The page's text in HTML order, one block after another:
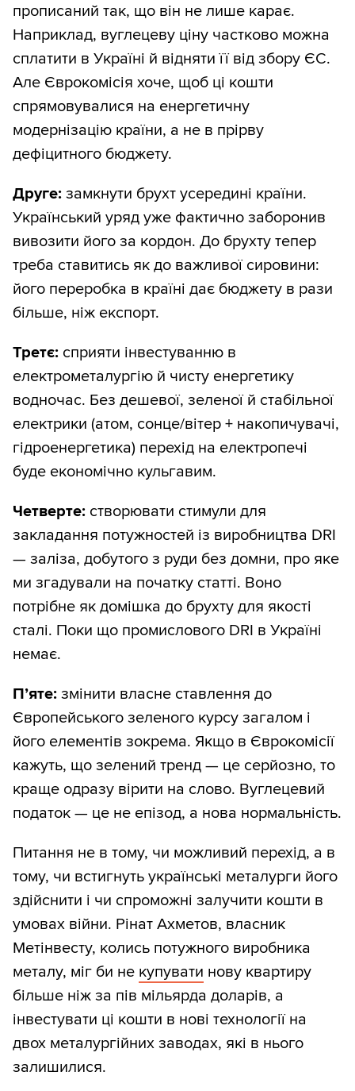
прописаний так, що він не лише карає.
Наприклад, вуглецеву ціну частково можна
сплатити в Україні й відняти її від збору ЄС.
Але Єврокомісія хоче, щоб ці кошти
спрямовувалися на енергетичну
модернізацію країни, а не в прірву
дефіцитного бюджету.
Друге: замкнути брухт усередині країни.
Український уряд уже фактично заборонив
вивозити його за кордон. До брухту тепер
треба ставитись як до важливої сировини:
його переробка в країні дає бюджету в рази
більше, ніж експорт.
Третє: сприяти інвестуванню в
електрометалургію й чисту енергетику
водночас. Без дешевої, зеленої й стабільної
електрики (атом, сонце/вітер + накопичувачі,
гідроенергетика) перехід на електропечі
буде економічно кульгавим.
Четверте: створювати стимули для
закладання потужностей із виробництва DRI
— заліза, добутого з руди без домни, про яке
ми згадували на початку статті. Воно
потрібне як домішка до брухту для якості
сталі. Поки що промислового DRI в Україні
немає.
П’яте: змінити власне ставлення до
Європейського зеленого курсу загалом і
його елементів зокрема. Якщо в Єврокомісії
кажуть, що зелений тренд — це серйозно, то
краще одразу вірити на слово. Вуглецевий
податок — це не епізод, а нова нормальність.
Питання не в тому, чи можливий перехід, а в
тому, чи встигнуть українські металурги його
здійснити і чи спроможні залучити кошти в
умовах війни. Рінат Ахметов, власник
Метінвесту, колись потужного виробника
металу, міг би не купувати нову квартиру
більше ніж за пів мільярда доларів, а
інвестувати ці кошти в нові технології на
двох металургійних заводах, які в нього
залишилися.